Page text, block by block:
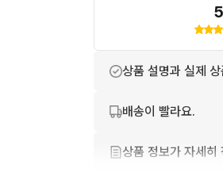
5
상품 설명과 실제
배송이 빨라요.
상품 정보가 자세히